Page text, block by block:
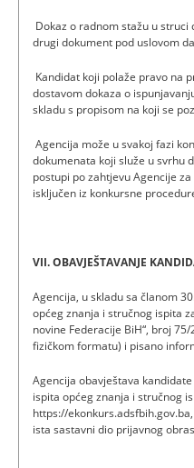
Dokaz o radnom stažu u
drugi dokument pod uslovom
Kandidat koji polaže pravo na
dostavom dokaza o
skladu s propisom na koji se
Agencija može u svakoj fazi
dokumenata koji služe u svrhu
postupi po zahtjevu Agencije
isključen iz konkursne
VII. OBAVJEŠTAVANJE
Agencija, u skladu sa članom
općeg znanja i stručnog ispita
novine Federacije BiH“, broj
fizičkom formatu) i pisano
Agencija obavještava
ispita općeg znanja i stručnog
https://
ista sastavni dio prijavnog